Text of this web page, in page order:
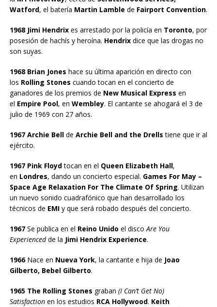
Watford, el batería Martin Lamble de Fairport Convention.
1968 Jimi Hendrix es arrestado por la policía en Toronto, por
posesión de hachís y heroína. Hendrix dice que las drogas no
son suyas.
1968 Brian Jones hace su última aparición en directo con
los Rolling Stones cuando tocan en el concierto de
ganadores de los premios de New Musical Express en
el Empire Pool, en Wembley. El cantante se ahogará el 3 de
julio de 1969 con 27 años.
1967 Archie Bell de Archie Bell and the Drells tiene que ir al
ejército.
1967 Pink Floydtocan en el Queen Elizabeth Hall,
en Londres, dando un concierto especial. Games For May –
Space Age Relaxation For The Climate Of Spring. Utilizan
un nuevo sonido cuadrafónico que han desarrollado los
técnicos de EMI y que será robado después del concierto.
1967 Se publica en el Reino Unido el disco Are You
Experiencedde la Jimi Hendrix Experience.
1966Nace en Nueva York, la cantante e hija de Joao
Gilberto, Bebel Gilberto.
1965 The Rolling Stones graban (I Can’t Get No)
Satisfaction en los estudios RCA Hollywood. Keith